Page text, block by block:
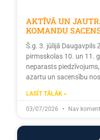
AKTĪVĀ UN
KOMANDU
Š.g. 3. jūlijā Daugavpils
pirmsskolas 10. un 11.
neparasts
azartu un sacensību
LASĪT TĀLĀK »
03/07/2026 Nav